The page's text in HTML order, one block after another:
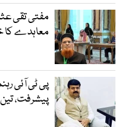
مفتی تقی
معاہدے کا
پی ٹی آئی
پیشرفت،